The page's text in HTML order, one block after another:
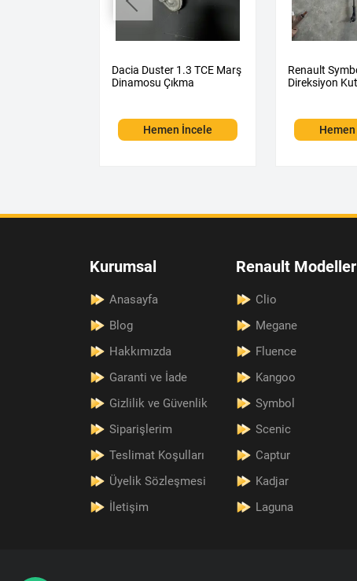
Dacia Duster 1.3 TCE Marş
Dinamosu Çıkma
Hemen İncele
Renault
Direksiyon
Kurumsal
Anasayfa
Blog
Hakkımızda
Garanti ve İade
Gizlilik ve Güvenlik
Siparişlerim
Teslimat Koşulları
Üyelik Sözleşmesi
İletişim
Renault Modeller
Clio
Megane
Fluence
Kangoo
Symbol
Scenic
Captur
Kadjar
Laguna